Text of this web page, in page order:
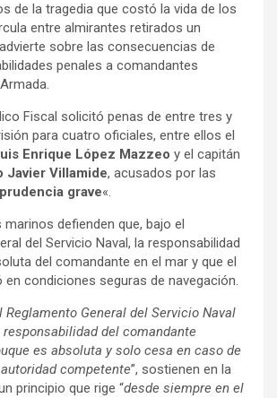
de la tragedia que costó la vida de los
entre almirantes retirados un
sobre las consecuencias de
penales a comandantes
Fiscal solicitó penas de entre tres y
para cuatro oficiales, entre ellos el
Enrique López Mazzeo y el capitán
Javier Villamide, acusados por las
grave«.
defienden que, bajo el
del Servicio Naval, la responsabilidad
del comandante en el mar y que el
en condiciones seguras de navegación.
Reglamento General del Servicio Naval
responsabilidad del comandante
es absoluta y solo cesa en caso de
competente”, sostienen en la
principio que rige “desde siempre en el